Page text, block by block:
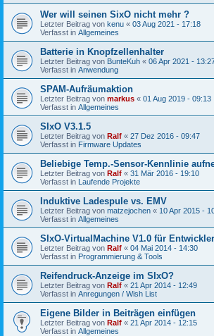
Wer will seinen SixO nicht mehr ?
Letzter Beitrag von kenu « 03 Aug 2021 - 17:18
Verfasst in Allgemeines
Batterie in Knopfzellenhalter
Letzter Beitrag von BunteKuh « 06 Apr 2021 -
Verfasst in Anwendung
SPAM-Aufräumaktion
Letzter Beitrag von markus « 01 Aug 2019 - 09:13
Verfasst in Allgemeines
SIxO V3.1.5
Letzter Beitrag von Ralf « 27 Dez 2016 - 09:47
Verfasst in Firmware Updates
Beliebige Temp.-Sensor-Kennlinie
Letzter Beitrag von Ralf « 31 Mär 2016 - 19:10
Verfasst in Laufende Projekte
Induktive Ladespule vs. EMV
Letzter Beitrag von matzejochen « 10 Apr 2015 -
Verfasst in Allgemeines
SIxO-VirtualMachine V1.0 für Entwickler
Letzter Beitrag von Ralf « 04 Mai 2014 - 14:30
Verfasst in Programmierung & Tools
Reifendruck-Anzeige im SIxO?
Letzter Beitrag von Ralf « 21 Apr 2014 - 12:49
Verfasst in Anregungen / Wish List
Eigene Bilder in Beiträgen einfügen
Letzter Beitrag von Ralf « 21 Apr 2014 - 12:15
Verfasst in Allgemeines